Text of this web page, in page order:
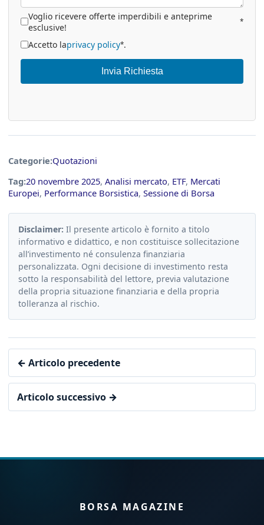
Voglio ricevere offerte imperdibili e anteprime
esclusive!
*
Accetto laprivacy policy*.
Invia Richiesta
Categorie:Quotazioni
Tag:20 novembre 2025, Analisi mercato, ETF, Mercati
Europei, Performance Borsistica, Sessione di Borsa
Disclaimer: Il presente articolo è fornito a titolo
informativo e didattico, e non costituisce sollecitazione
all’investimento né consulenza finanziaria
personalizzata. Ogni decisione di investimento resta
sotto la responsabilità del lettore, previa valutazione
della propria situazione finanziaria e della propria
tolleranza al rischio.
← Articolo precedente
Articolo successivo →
BORSA MAGAZINE